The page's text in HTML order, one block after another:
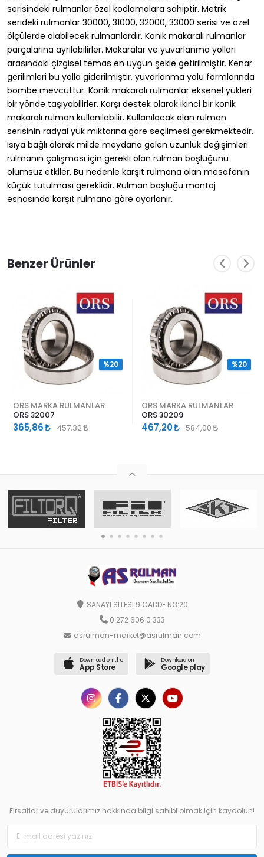
serisindeki rulmanlar özel kodlamalara sahiptir. Metrik
serideki rulmanlar 30000, 31000, 32000, 33000 serisi ve özel
ölçülerde olabilecek rulmanlardır. Konik makaralı rulmanlar
parçalarına ayrılabilirler. Makaralar ve yuvarlanma yolları
arasındaki çizgisel temas en uygun şekle getirilmiştir. Kenar
gerilimleri bu yolla giderilmiştir, yuvarlanma yolu formlarında
bombe mevcuttur. Konik makaralı rulmanlar eksenel yükleri
bir yönde taşıyabilirler. Karşı destek olarak ikinci bir konik
makaralı rulman kullanılabilir. Kullanılacak olan rulman
serisinin radyal yük miktarına göre seçilmesi gerekmektedir.
Isıya bağlı olarak milde meydana gelen uzunluk değişimleri
rulmanın çalışması için gerekli olan rulman boşluğunu
olumsuz etkiler. Bu nedenle karşıt rulmana olan mesafenin
küçük tutulması gereklidir. Rulman boşluğu montaj
esnasında karşıt rulmana göre ayarlanır.
Benzer Ürünler
ORS MARKA RULMANLAR
ORS 32007
365,86 457,32
%20
ORS MARKA RULMANLAR
ORS 30209
467,20 584,00
%20
SANAYİ SİTESİ 9.CADDE NO:20
0 272 606 0 333
asrulman-market@asrulman.com
Download on the
App Store
Download on
Google play
Fırsatlar ve duyurularımız hakkında bilgi sahibi olmak için kaydolun!